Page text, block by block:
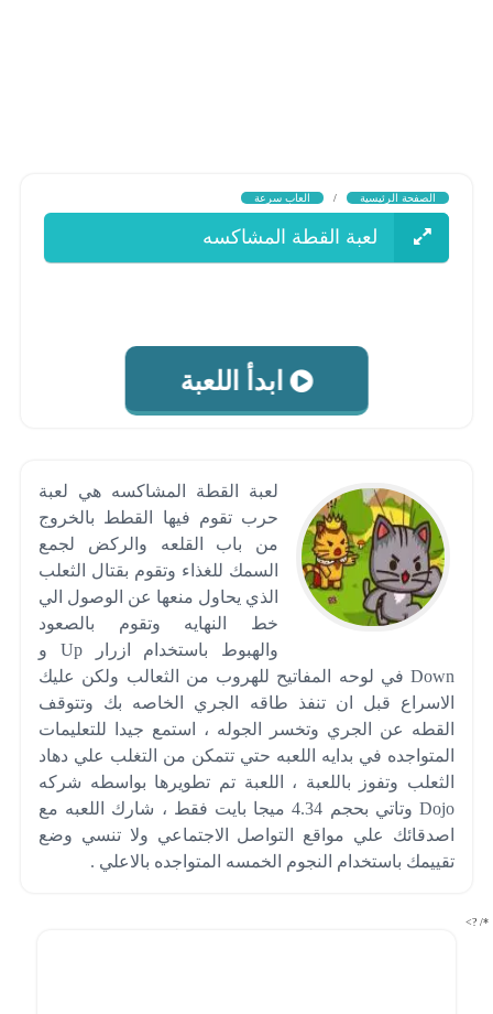
الصفحة الرئيسية / العاب سرعة
لعبة القطة المشاكسه
ابدأ اللعبة
لعبة القطة المشاكسه هي لعبة
حرب تقوم فيها القطط بالخروج
من باب القلعه والركض لجمع
السمك للغذاء وتقوم بقتال الثعلب
الذي يحاول منعها عن الوصول الي
خط النهايه وتقوم بالصعود
والهبوط باستخدام ازرار Up و
Down في لوحه المفاتيح للهروب من الثعالب ولكن عليك
الاسراع قبل ان تنفذ طاقه الجري الخاصه بك وتتوقف
القطه عن الجري وتخسر الجوله ، استمع جيدا للتعليمات
المتواجده في بدايه اللعبه حتي تتمكن من التغلب علي دهاد
الثعلب وتفوز باللعبة ، اللعبة تم تطويرها بواسطه شركه
Dojo وتاتي بحجم 4.34 ميجا بايت فقط ، شارك اللعبه مع
اصدقائك علي مواقع التواصل الاجتماعي ولا تنسي وضع
تقييمك باستخدام النجوم الخمسه المتواجده بالاعلي .
*/ ?>